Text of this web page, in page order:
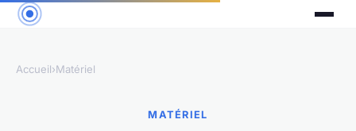
Accueil›Matériel
MATÉRIEL